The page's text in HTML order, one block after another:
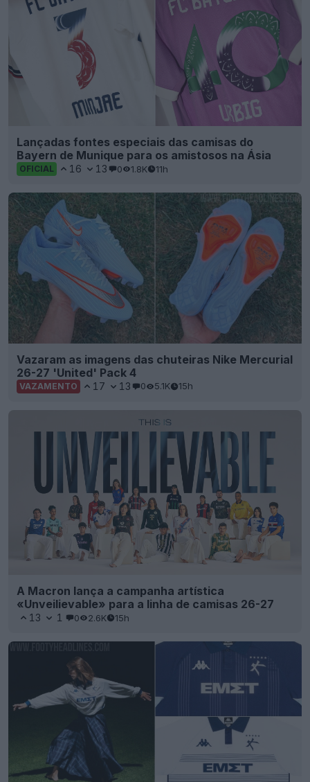
Lançadas fontes especiais das camisas do
Bayern de Munique para os amistosos na Ásia
OFICIAL 16 13 0 1.8K 11h
Vazaram as imagens das chuteiras Nike Mercurial
26-27 'United' Pack 4
VAZAMENTO 17 13 0 5.1K 15h
A Macron lança a campanha artística
«Unveilievable» para a linha de camisas 26-27
13 1 0 2.6K 15h